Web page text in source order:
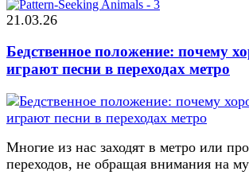
21.03.26
Бедственное положение: почему
играют песни в переходах метро
Многие из нас заходят в метро или
переходов, не обращая внимания на